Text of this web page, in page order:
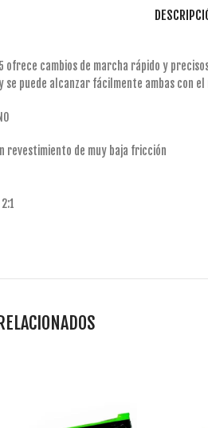
ofrece cambios de marcha rápido y
puede alcanzar fácilmente ambas con
revestimiento de muy baja fricción